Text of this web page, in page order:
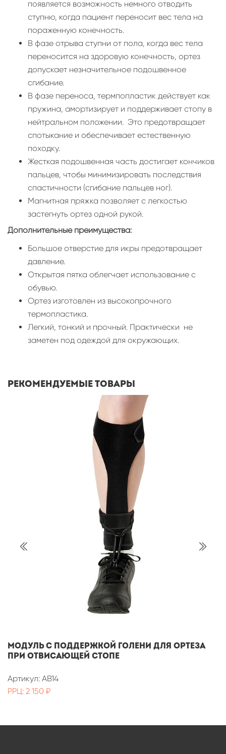
появляется возможность немного отводить
ступню, когда пациент переносит вес тела на
пораженную конечность.
В фазе отрыва ступни от пола, когда вес тела
переносится на здоровую конечность, ортез
допускает незначительное подошвенное
сгибание.
В фазе переноса, термпопластик действует как
пружина, амортизирует и поддерживает стопу в
нейтральном положении. Это предотвращает
спотыкание и обеспечивает естественную
походку.
Жесткая подошвенная часть достигает кончиков
пальцев, чтобы минимизировать последствия
спастичности (сгибание пальцев ног).
Магнитная пряжка позволяет с легкостью
застегнуть ортез одной рукой.
Дополнительные преимущества:
Большое отверстие для икры предотвращает
давление.
Открытая пятка облегчает использование с
обувью.
Ортез изготовлен из высокопрочного
термопластика.
Легкий, тонкий и прочный. Практически не
заметен под одеждой для окружающих.
Рекомендуемые товары
Модуль с поддержкой голени для ортеза
при отвисающей стопе
Артикул: AB14
РРЦ: 2 150 ₽